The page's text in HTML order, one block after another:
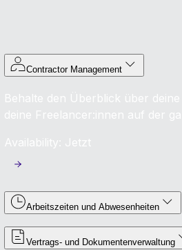
Contractor Management
Behalte den Überblick über
deine Freelancer:innen auf der
Availability: Jetzt
Arbeitszeiten und Abwesenheiten
Vertrags- und Dokumentenverwaltung